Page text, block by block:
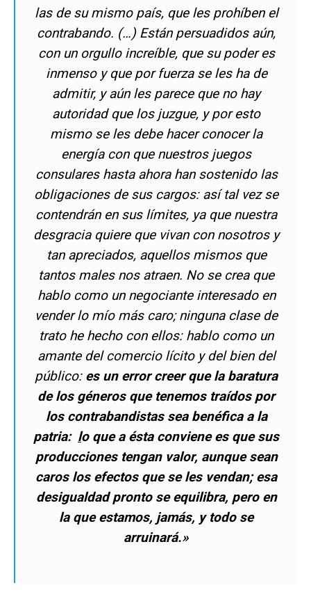
las de su mismo país, que les prohíben el
contrabando. (…) Están persuadidos aún,
con un orgullo increíble, que su poder es
inmenso y que por fuerza se les ha de
admitir, y aún les parece que no hay
autoridad que los juzgue, y por esto
mismo se les debe hacer conocer la
energía con que nuestros juegos
consulares hasta ahora han sostenido las
obligaciones de sus cargos: así tal vez se
contendrán en sus límites, ya que nuestra
desgracia quiere que vivan con nosotros y
tan apreciados, aquellos mismos que
tantos males nos atraen. No se crea que
hablo como un negociante interesado en
vender lo mío más caro; ninguna clase de
trato he hecho con ellos: hablo como un
amante del comercio lícito y del bien del
público:es un error creer que la baratura
de los géneros que tenemos traídos por
los contrabandistas sea benéfica a la
patria: lo que a ésta conviene es que sus
producciones tengan valor, aunque sean
caros los efectos que se les vendan; esa
desigualdad pronto se equilibra, pero en
la que estamos, jamás, y todo se
arruinará.»